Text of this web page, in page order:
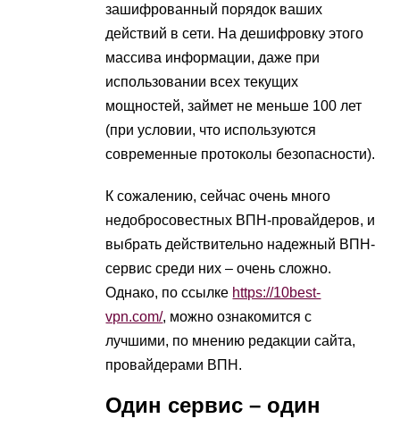
зашифрованный порядок ваших
действий в сети. На дешифровку этого
массива информации, даже при
использовании всех текущих
мощностей, займет не меньше 100 лет
(при условии, что используются
современные протоколы безопасности).
К сожалению, сейчас очень много
недобросовестных ВПН-провайдеров, и
выбрать действительно надежный ВПН-
сервис среди них – очень сложно.
Однако, по ссылке https://10best-
vpn.com/, можно ознакомится с
лучшими, по мнению редакции сайта,
провайдерами ВПН.
Один сервис – один